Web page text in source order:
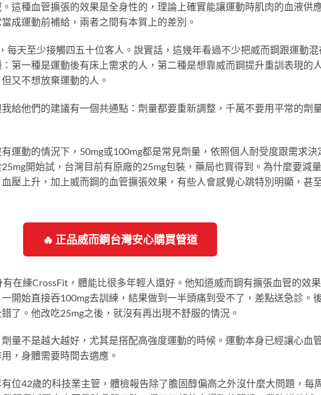
這種血管擴張的效果是全身性的，理論上確實能讓運動時肌肉的血液供
成運動前補給，兩者之間有本質上的差別。
每天至少接觸四五十位客人。說實話，這幾年看過不少把威而鋼跟運動混
第一種是運動後有床上需求的人，第二種是想靠威而鋼提升重訓表現的
又不想放棄運動的人。
給他們的建議有一個共通點：劑量都要重新調整，千萬不要用平常的劑
運動的情況下，50mg或100mg都是常見劑量，依照個人耐受度跟需求決
開始試，台灣目前有原廠的25mg包裝，藥局也買得到。為什麼要減
壓上升，加上威而鋼的血管擴張效果，有些人會感覺心跳特別明顯，甚
🔥 正品威而鋼台灣安心購買管道
在練CrossFit，體能比很多年輕人還好。他知道威而鋼有擴張血管的效
開始直接吞100mg去訓練，結果做到一半頭痛到受不了，差點送急診。
了。他改吃25mg之後，就沒有再出現不舒服的情況。
量不是越大越好，尤其是搭配高強度運動的時候。運動本身已經讓心血
，身體需要時間去適應。
位42歲的科技業主管，體檢報告除了膽固醇偏高之外沒什麼大問題，每